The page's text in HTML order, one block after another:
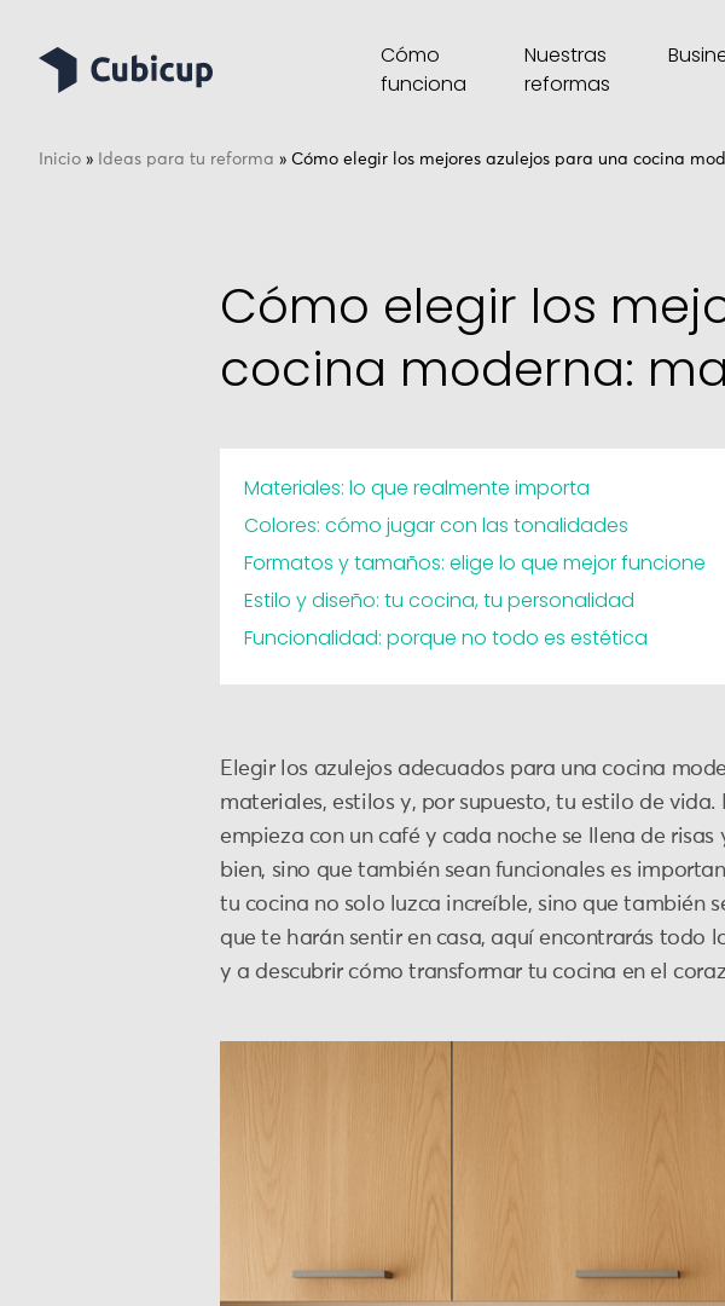
Cómo
funciona
Nuestras
reformas
Inicio » Ideas para tu reforma » Cómo elegir los mejores azulejos para una cocina
Cómo elegir los
cocina moderna:
Materiales: lo que realmente importa
Colores: cómo jugar con las tonalidades
Formatos y tamaños: elige lo que mejor funcione
Estilo y diseño: tu cocina, tu personalidad
Funcionalidad: porque no todo es estética
Elegir los azulejos adecuados para una cocina
materiales, estilos y, por supuesto, tu estilo de
empieza con un café y cada noche se llena de
bien, sino que también sean funcionales es
tu cocina no solo luzca increíble, sino que también
que te harán sentir en casa, aquí encontrarás todo
y a descubrir cómo transformar tu cocina en el